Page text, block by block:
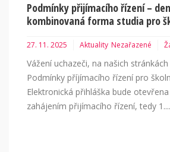
Podmínky přijímacího řízení –
kombinovaná forma studia pro
27. 11. 2025 Aktuality Nezařazené
Vážení uchazeči, na našich
Podmínky příjímacího řízení pro
Elektronická přihláška bude
zahájením přijímacího řízení, tedy